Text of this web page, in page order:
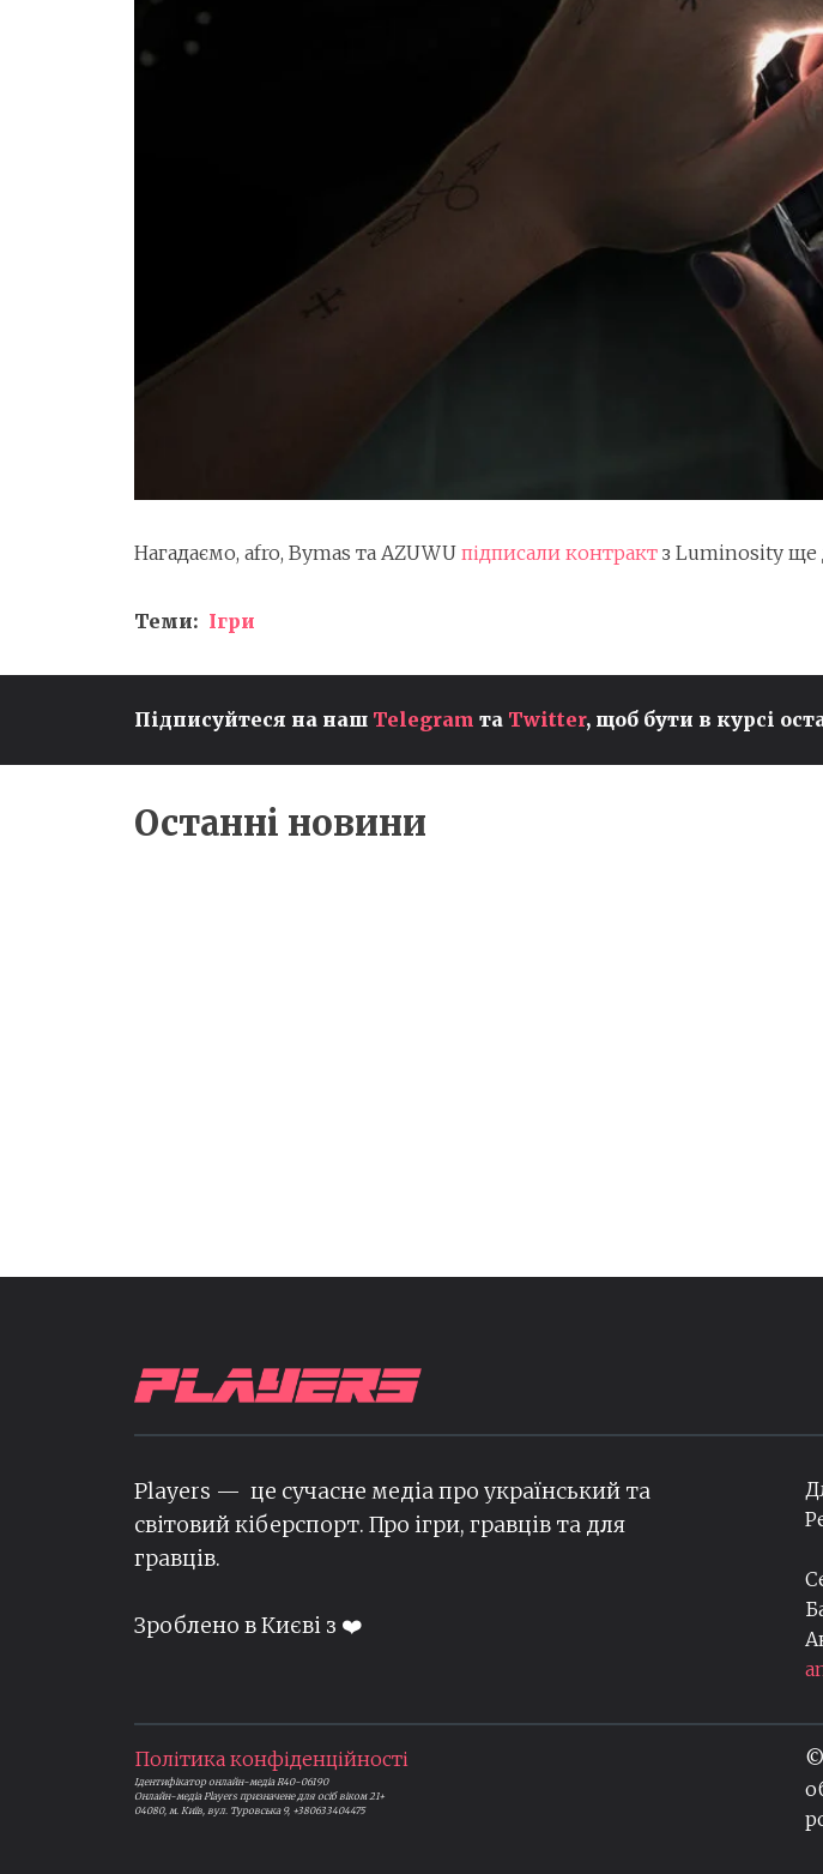
Нагадаємо, afro, Bymas та AZUWU підписали контракт з Luminosity ще
Теми: Ігри
Підписуйтеся на наш Telegram та Twitter, щоб бути в курсі
Останні новини
RBLZ SOUMA13 ЗАВЕРШУЄ
ВИСТУП НА FC PRO MOBILE
26 MID-SEASON PLAYOFFS,
ЧЕМПІОНАТ СВІТУ
PEYZ ІЗ T1
ЗВАННЯ
У СВІТІ ПІСЛЯ
Players — це сучасне медіа про український та
світовий кіберспорт. Про ігри, гравців та для
гравців.
Зроблено в Києві з ❤️
Політика конфіденційності
Ідентифікатор онлайн-медіа R40-06190
Онлайн-медіа Players призначене для осіб віком 21+
04080, м. Київ, вул. Туровська 9, +380633404475
©